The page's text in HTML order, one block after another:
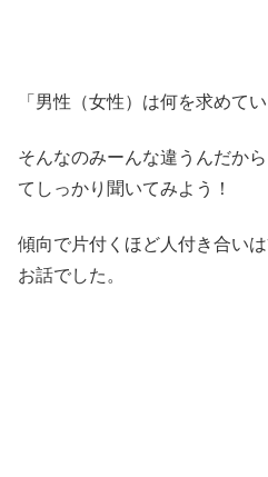
「男性（女性）は何を求めてい
そんなのみーんな違うんだか
てしっかり聞いてみよう！
傾向で片付くほど人付き合い
お話でした。